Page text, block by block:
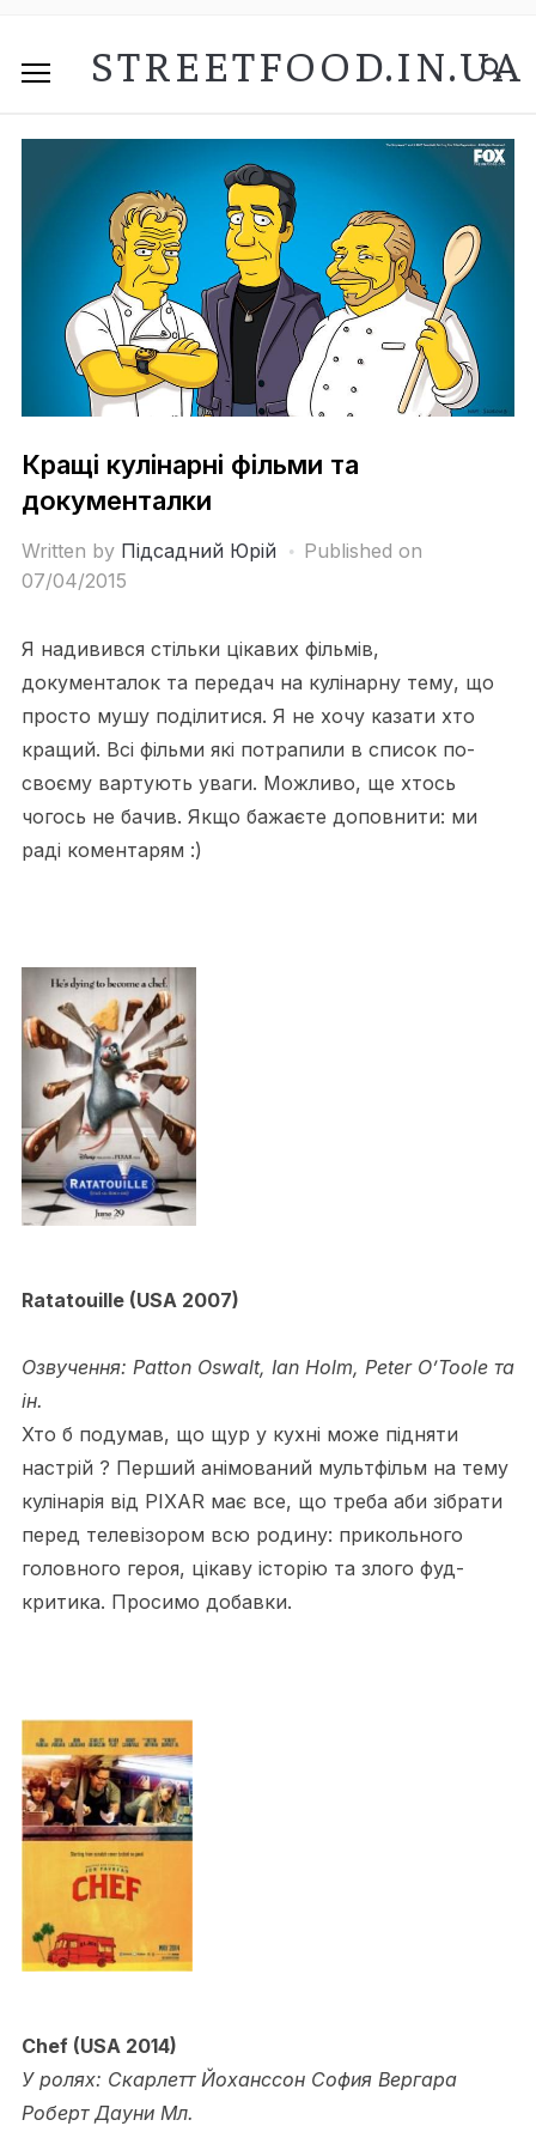
STREETFOOD.IN.UA
Кращі кулінарні фільми та
документалки
Written by Підсадний Юрій
Published on
07/04/2015
Я надивився стільки цікавих фільмів,
документалок та передач на кулінарну тему, що
просто мушу поділитися. Я не хочу казати хто
кращий. Всі фільми які потрапили в список по-
своєму вартують уваги. Можливо, ще хтось
чогось не бачив. Якщо бажаєте доповнити: ми
раді коментарям :)
Ratatouille (USA 2007)
Озвучення: Patton Oswalt, Ian Holm, Peter O’Toole та
ін.
Хто б подумав, що щур у кухні може підняти
настрій ? Перший анімований мультфільм на тему
кулінарія від PIXAR має все, що треба аби зібрати
перед телевізором всю родину: прикольного
головного героя, цікаву історію та злого фуд-
критика. Просимо добавки.
Chef (USA 2014)
У ролях: Скарлетт Йоханссон София Вергара
Роберт Дауни Мл.